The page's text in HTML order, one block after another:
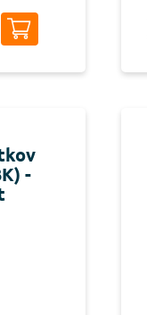
-